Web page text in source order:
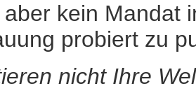
kein Mandat
probiert zu
nicht Ihre